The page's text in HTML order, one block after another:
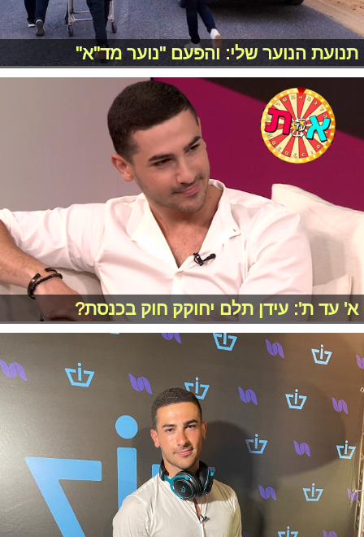
תנועת הנוער שלי: והפעם "נוער מד"א"
א' עד ת': עידן תלם יחוקק חוק בכנסת?